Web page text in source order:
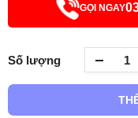
GỌI NGAY
Số lượng